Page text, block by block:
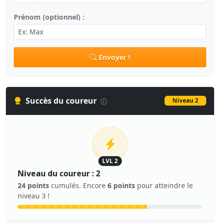
Prénom (optionnel) :
Envoyer !
Succès du coureur Niveau 2
LVL 2
Niveau du coureur : 2
24 points cumulés. Encore 6 points pour atteindre le
niveau 3 !